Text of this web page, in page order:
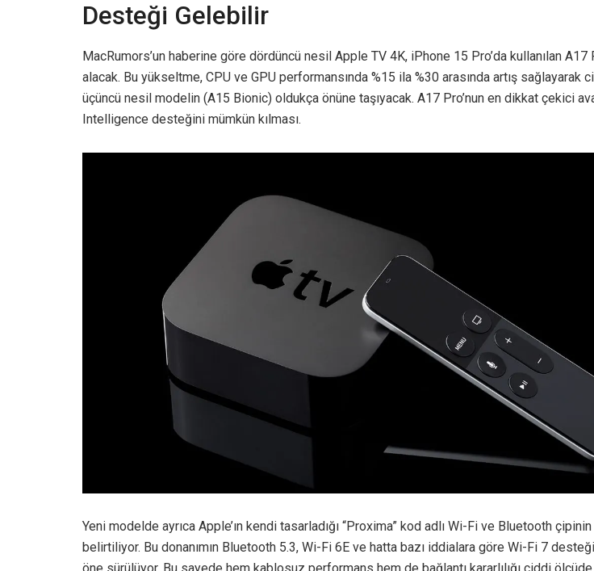
Desteği Gelebilir
MacRumors’un haberine göre dördüncü nesil Apple TV 4K, iPhone 15 Pro’da kullanılan
alacak. Bu yükseltme, CPU ve GPU performansında %15 ila %30 arasında artış sağlayarak
üçüncü nesil modelin (A15 Bionic) oldukça önüne taşıyacak. A17 Pro’nun en dikkat çekici
Intelligence desteğini mümkün kılması.
Yeni modelde ayrıca Apple’ın kendi tasarladığı “Proxima” kod adlı Wi-Fi ve Bluetooth çipinin
belirtiliyor. Bu donanımın Bluetooth 5.3, Wi-Fi 6E ve hatta bazı iddialara göre Wi-Fi 7